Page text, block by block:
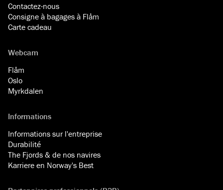
Contactez-nous
Consigne à bagages à Flåm
Carte cadeau
Webcam
Flåm
Oslo
Myrkdalen
Informations
Informations sur l'entreprise
Durabilité
The Fjords & de nos navires
Karriere en Norway's Best